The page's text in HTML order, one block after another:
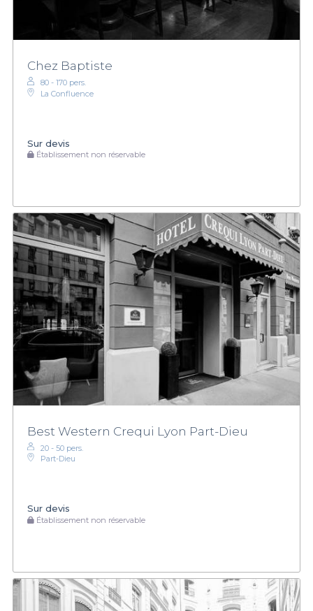
Chez Baptiste
80 - 170 pers.
La Confluence
Sur devis
Établissement non réservable
Best Western Crequi Lyon Part-Dieu
20 - 50 pers.
Part-Dieu
Sur devis
Établissement non réservable